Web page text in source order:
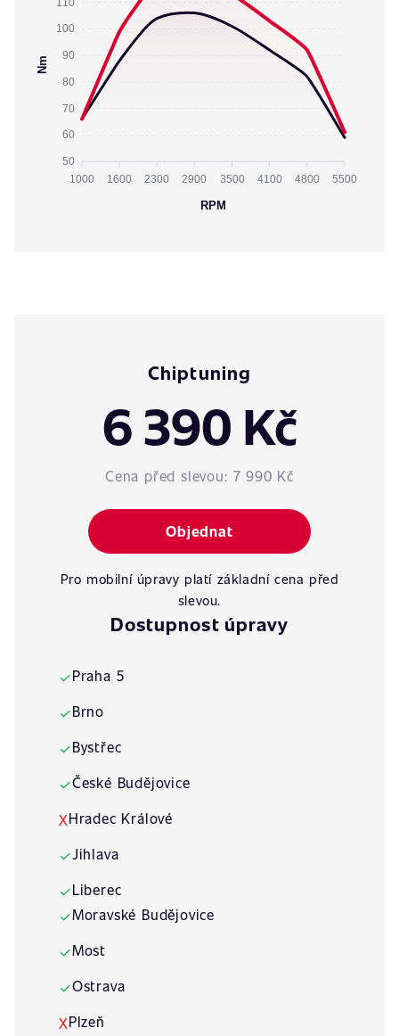
100
90
80
70
60
50
Nm
1000 1600 2300 2900 3500 4100 4800 5500
RPM
Chiptuning
6 390 Kč
Cena před slevou: 7 990 Kč
Objednat
Pro mobilní úpravy platí základní cena před
slevou.
Dostupnost úpravy
✓Praha 5
✓Brno
✓Bystřec
✓České Budějovice
XHradec Králové
✓Jihlava
✓Liberec
✓Moravské Budějovice
✓Most
✓Ostrava
XPlzeň